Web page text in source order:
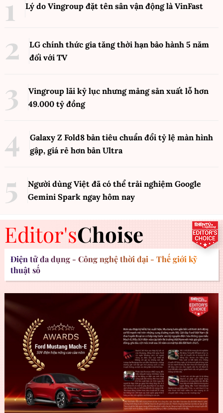
Lý do Vingroup đặt tên sân vận động là VinFast
LG chính thức gia tăng thời hạn bảo hành 5 năm
đối với TV
Vingroup lãi kỷ lục nhưng mảng sản xuất lỗ hơn
49.000 tỷ đồng
Galaxy Z Fold8 bản tiêu chuẩn đổi tỷ lệ màn hình
gập, giá rẻ hơn bản Ultra
Người dùng Việt đã có thể trải nghiệm Google
Gemini Spark ngay hôm nay
Editor'sChoise
Điện tử đa dụng - Công nghệ thời đại - Thế giới kỹ
thuật số